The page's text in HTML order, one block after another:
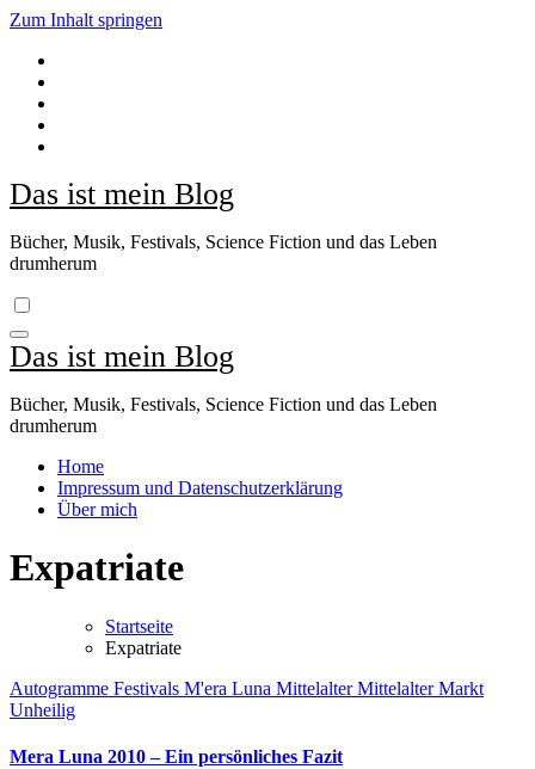
Zum Inhalt springen
Das ist mein Blog
Bücher, Musik, Festivals, Science Fiction und das Leben
drumherum
Das ist mein Blog
Bücher, Musik, Festivals, Science Fiction und das Leben
drumherum
Home
Impressum und Datenschutzerklärung
Über mich
Expatriate
Startseite
Expatriate
Autogramme Festivals M'era Luna MittelalterMittelalter Markt
Unheilig
Mera Luna 2010 – Ein persönliches Fazit